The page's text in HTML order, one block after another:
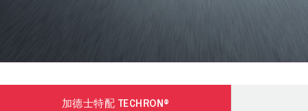
加德士特配 TECHRON®